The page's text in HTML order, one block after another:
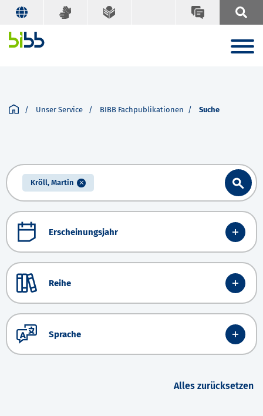
Unser Service BIBB Fachpublikationen Suche
Kröll, Martin
Erscheinungsjahr
Reihe
Sprache
Alles zurücksetzen